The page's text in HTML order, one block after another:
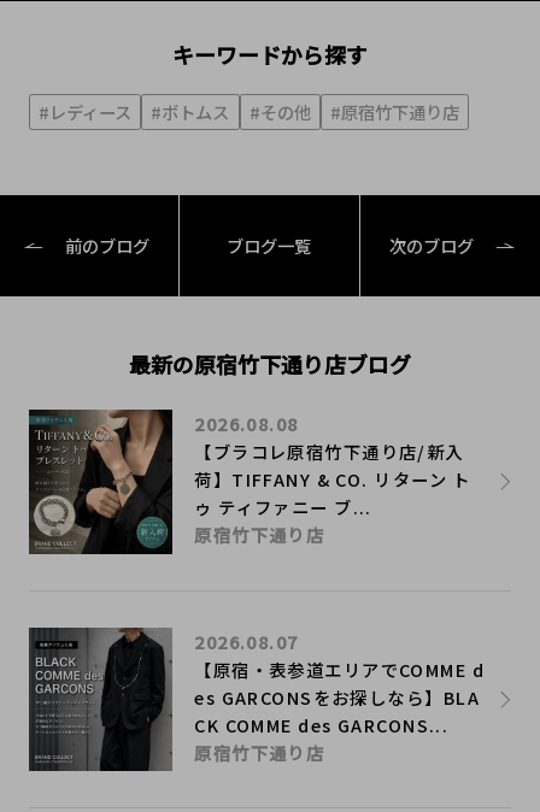
キーワードから探す
#レディース #ボトムス #その他 #原宿竹下通り店
前のブログ ブログ一覧 次のブログ
最新の原宿竹下通り店ブログ
【ブラコレ原宿竹下通り店/新入
荷】TIFFANY & CO. リターン ト
ゥ ティファニー ブ...
2026.08.08
原宿竹下通り店
【原宿・表参道エリアでCOMME d
es GARCONSをお探しなら】BLA
CK COMME des GARCONS...
2026.08.07
原宿竹下通り店